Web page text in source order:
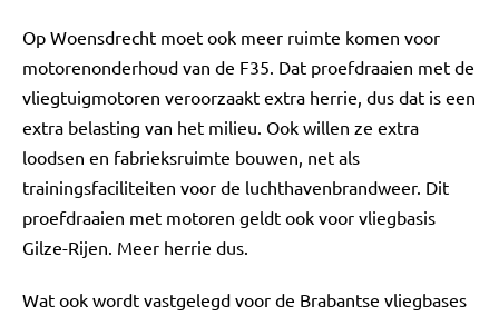
Op Woensdrecht moet ook meer ruimte komen voor
motorenonderhoud van de F35. Dat proefdraaien met de
vliegtuigmotoren veroorzaakt extra herrie, dus dat is een
extra belasting van het milieu. Ook willen ze extra
loodsen en fabrieksruimte bouwen, net als
trainingsfaciliteiten voor de luchthavenbrandweer. Dit
proefdraaien met motoren geldt ook voor vliegbasis
Gilze-Rijen. Meer herrie dus.
Wat ook wordt vastgelegd voor de Brabantse vliegbases